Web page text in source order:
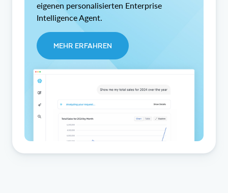
eigenen personalisierten Enterprise
Intelligence Agent.
MEHR ERFAHREN